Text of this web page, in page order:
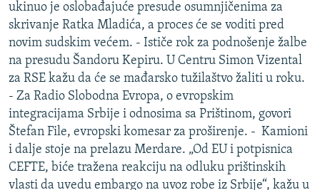
TRI DECENIJE OD RATA U BIH
SVE KARTE DEJTONA
NASTANAK I RASPAD JUGOSLAVIJE
ukinuo je oslobađajuće presude osumnjičenima za
skrivanje Ratka Mladića, a proces će se voditi pred
novim sudskim većem. - Ističe rok za podnošenje žalbe
na presudu Šandoru Kepiru. U Centru Simon Vizental
za RSE kažu da će se mađarsko tužilaštvo žaliti u roku.
- Za Radio Slobodna Evropa, o evropskim
integracijama Srbije i odnosima sa Prištinom, govori
Štefan File, evropski komesar za proširenje. - Kamioni
i dalje stoje na prelazu Merdare. „Od EU i potpisnica
CEFTE, biće tražena reakciju na odluku prištinskih
vlasti da uvedu embargo na uvoz robe iz Srbije“, kažu u